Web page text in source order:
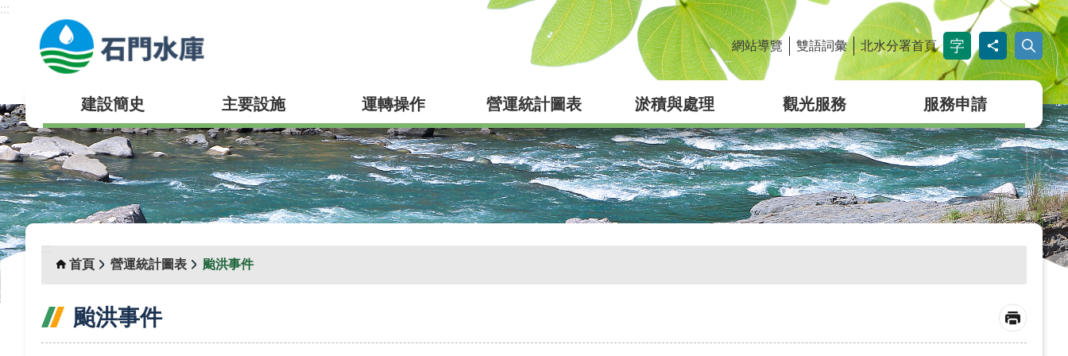
跳到主要內容區塊
:::
_
網站導覽 雙語詞彙 北水分署首頁
建設簡史 主要設施 運轉操作 營運統計圖表 淤積與處理 觀光服務 服務申請
:::
首頁
營運統計圖表 颱洪事件
颱洪事件